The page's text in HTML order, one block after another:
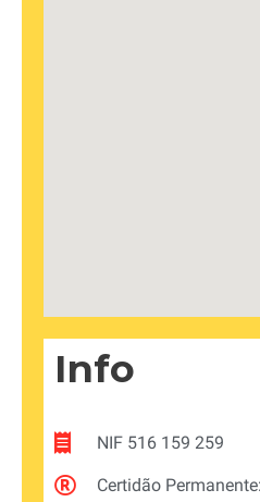
Info
NIF 516 159 259
Certidão